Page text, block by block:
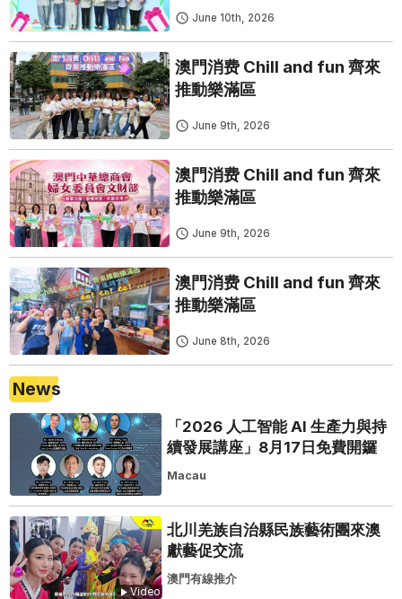
June 10th, 2026
澳門消费 Chill and fun 齊來
推動樂滿區
June 9th, 2026
澳門消费 Chill and fun 齊來
推動樂滿區
June 9th, 2026
澳門消费 Chill and fun 齊來
推動樂滿區
June 8th, 2026
News
「2026 人工智能 AI 生產力與持
續發展講座」8月17日免費開鑼
Macau
Video
北川羌族自治縣民族藝術團來澳
獻藝促交流
澳門有線推介